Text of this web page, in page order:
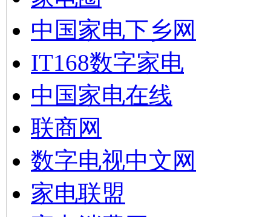
中国家电下乡网
IT168数字家电
中国家电在线
联商网
数字电视中文网
家电联盟